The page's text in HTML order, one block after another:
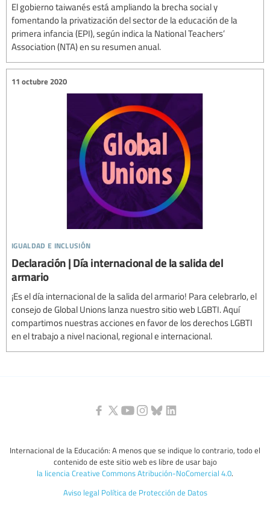
El gobierno taiwanés está ampliando la brecha social y
fomentando la privatización del sector de la educación de la
primera infancia (EPI), según indica la National Teachers’
Association (NTA) en su resumen anual.
igualdad e inclusión
11 octubre 2020
Declaración | Día internacional de la salida del
armario
¡Es el día internacional de la salida del armario! Para celebrarlo, el
consejo de Global Unions lanza nuestro sitio web LGBTI. Aquí
compartimos nuestras acciones en favor de los derechos LGBTI
en el trabajo a nivel nacional, regional e internacional.
Internacional de la Educación: A menos que se indique lo contrario, todo el
contenido de este sitio web es libre de usar bajo
la licencia Creative Commons Atribución-NoComercial 4.0.
Aviso legal Política de Protección de Datos